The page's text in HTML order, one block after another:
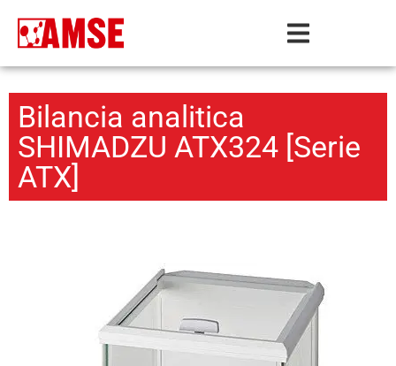
Bilancia analitica
SHIMADZU ATX324 [Serie
ATX]